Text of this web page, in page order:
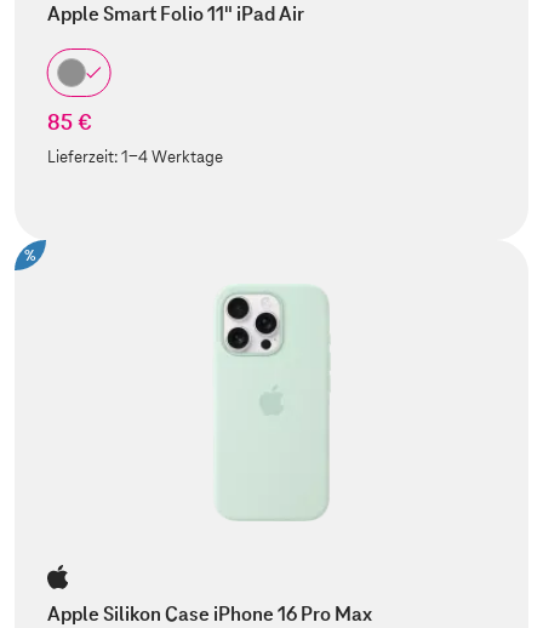
Apple Smart Folio 11" iPad Air
85 €
Lieferzeit:1-4 Werktage
%
Apple Silikon Case iPhone 16 Pro Max